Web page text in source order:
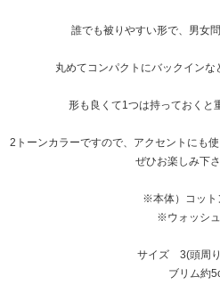
誰でも被りやすい形で、男女
丸めてコンパクトにバックインな
形も良くて1つは持っておくと
2トーンカラーですので、アクセントにも
ぜひお楽しみ下さ
※本体）コット
※ウォッシ
サイズ 3(頭周
ブリム約